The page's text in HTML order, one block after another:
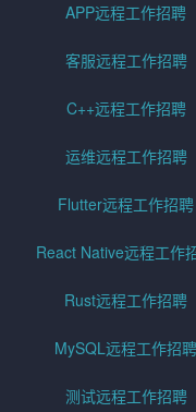
APP远程工作招聘
客服远程工作招聘
C++远程工作招聘
运维远程工作招聘
Flutter远程工作招聘
React Native远程工作
Rust远程工作招聘
MySQL远程工作招聘
测试远程工作招聘